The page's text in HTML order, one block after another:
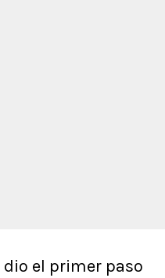
dio el primer paso